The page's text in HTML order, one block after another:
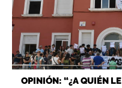
OPINIÓN: “¿A QUIÉN